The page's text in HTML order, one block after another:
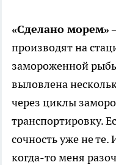
«Сделано морем»
производят на
замороженной
выловлена
через циклы
транспортировку.
сочность уже не
когда-то меня